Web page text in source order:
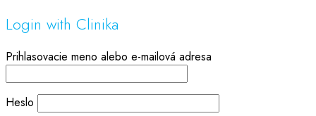
Login with Clinika
Prihlasovacie meno alebo e-mailová adresa
Heslo